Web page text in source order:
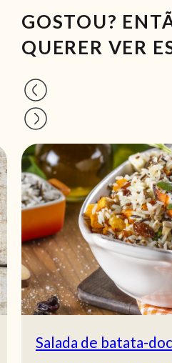
GOSTOU?
QUERER VER
Salada de batata-